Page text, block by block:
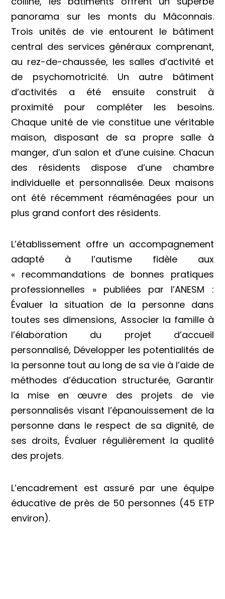
panorama sur les monts du Mâconnais.
Trois unités de vie entourent le bâtiment
central des services généraux comprenant,
au rez-de-chaussée, les salles d’activité et
de psychomotricité. Un autre bâtiment
d’activités a été ensuite construit à
proximité pour compléter les besoins.
Chaque unité de vie constitue une véritable
maison, disposant de sa propre salle à
manger, d’un salon et d’une cuisine. Chacun
des résidents dispose d’une chambre
individuelle et personnalisée. Deux maisons
ont été récemment réaménagées pour un
plus grand confort des résidents.
L’établissement offre un accompagnement
adapté à l’autisme fidèle aux
« recommandations de bonnes pratiques
professionnelles » publiées par l’ANESM :
Évaluer la situation de la personne dans
toutes ses dimensions, Associer la famille à
l’élaboration du projet d’accueil
personnalisé, Développer les potentialités de
la personne tout au long de sa vie à l’aide de
méthodes d’éducation structurée, Garantir
la mise en œuvre des projets de vie
personnalisés visant l’épanouissement de la
personne dans le respect de sa dignité, de
ses droits, Évaluer régulièrement la qualité
des projets.
L’encadrement est assuré par une équipe
éducative de près de 50 personnes (45 ETP
environ).